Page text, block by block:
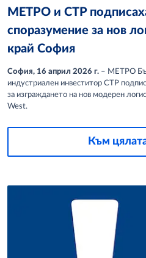
МЕТРО и CTP
споразумение за нов
край София
София, 16 април 2026 г. – МЕТРО
индустриален инвеститор CTP
за изграждането на нов модерен
West.
Към